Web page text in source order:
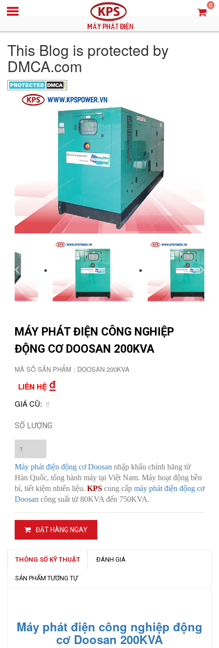
0
This Blog is protected by
DMCA.com
MÁY PHÁT ĐIỆN CÔNG NGHIỆP
ĐỘNG CƠ DOOSAN 200KVA
MÃ SỐ SẢN PHẨM : DOOSAN 200KVA
LIÊN HỆ ₫
GIÁ CŨ: ₫
SỐ LƯỢNG
Máy phát điện động cơ Doosan nhập khẩu chính hãng từ
Hàn Quốc, tổng hành máy tại Việt Nam. Máy hoạt động bền
bỉ, tiết kiệm nhiên liệu. KPS cung cấp máy phát điện động cơ
Doosan công suất từ 80KVA đến 750KVA.
ĐẶT HÀNG NGAY
THÔNG SỐ KỸ THUẬT ĐÁNH GIÁ
SẢN PHẨM TƯƠNG TỰ
Máy phát điện công nghiệp động
cơ Doosan 200KVA